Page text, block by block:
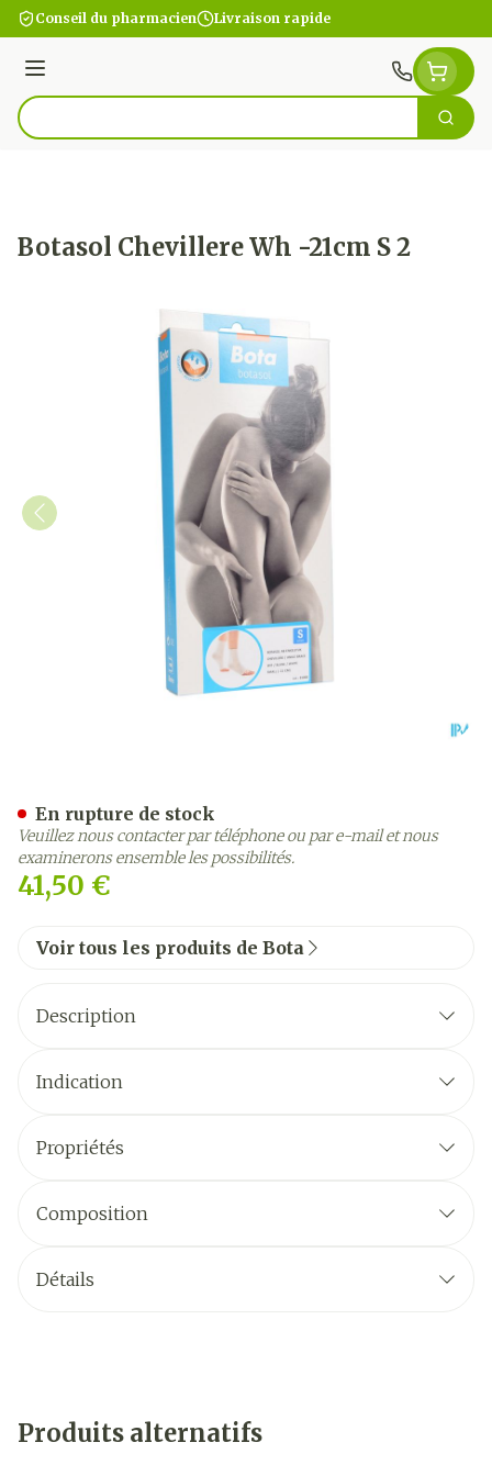
Aller au contenu
Conseil du pharmacien Livraison rapide
Menu
Rechercher
Botasol Chevillere Wh -21cm S 2
41,50 €
En rupture de stock
Veuillez nous contacter par téléphone ou par e-mail et nous
examinerons ensemble les possibilités.
Voir tous les produits de Bota
Description
Indication
Propriétés
Composition
Détails
Produits alternatifs